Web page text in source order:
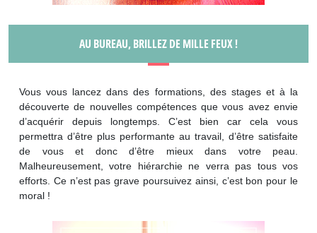
AU BUREAU, BRILLEZ DE MILLE FEUX !
Vous vous lancez dans des formations, des stages et à la
découverte de nouvelles compétences que vous avez envie
d’acquérir depuis longtemps. C’est bien car cela vous
permettra d’être plus performante au travail, d’être satisfaite
de vous et donc d’être mieux dans votre peau.
Malheureusement, votre hiérarchie ne verra pas tous vos
efforts. Ce n’est pas grave poursuivez ainsi, c’est bon pour le
moral !